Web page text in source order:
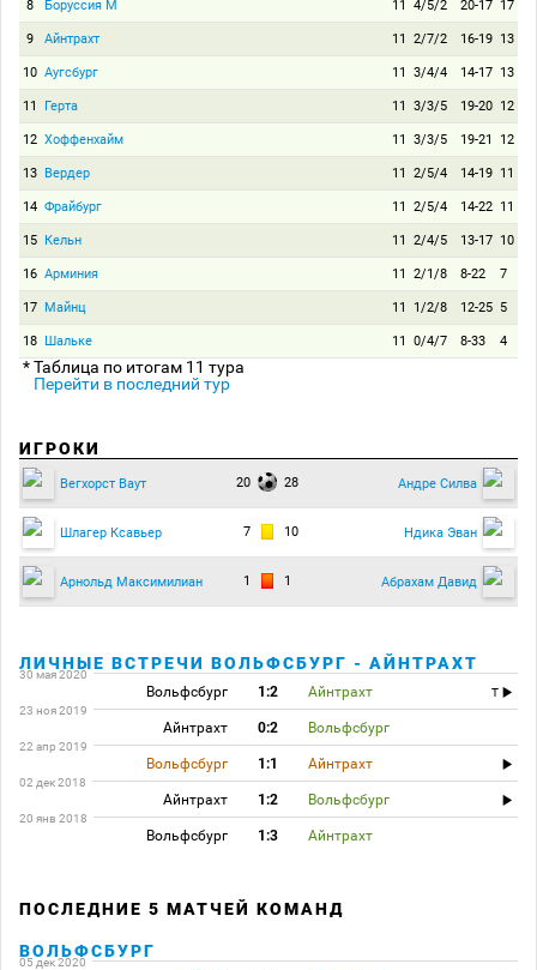
8 Боруссия М 11 4/5/2 20-17 17
9 Айнтрахт 11 2/7/2 16-19 13
10 Аугсбург 11 3/4/4 14-17 13
11 Герта 11 3/3/5 19-20 12
12 Хоффенхайм 11 3/3/5 19-21 12
13 Вердер 11 2/5/4 14-19 11
14 Фрайбург 11 2/5/4 14-22 11
15 Кельн 11 2/4/5 13-17 10
16 Арминия 11 2/1/8 8-22 7
17 Майнц 11 1/2/8 12-25 5
18 Шальке 11 0/4/7 8-33 4
* Таблица по итогам 11 тура
Перейти в последний тур
ИГРОКИ
Вегхорст Ваут 20 28 Андре Силва
Шлагер Ксавьер 7 10 Ндика Эван
Арнольд Максимилиан 1 1 Абрахам Давид
ЛИЧНЫЕ ВСТРЕЧИ ВОЛЬФСБУРГ - АЙНТРАХТ
30 мая 2020
Вольфсбург 1:2 Айнтрахт
T
23 ноя 2019
Айнтрахт 0:2 Вольфсбург
22 апр 2019
Вольфсбург 1:1 Айнтрахт
02 дек 2018
Айнтрахт 1:2 Вольфсбург
20 янв 2018
Вольфсбург 1:3 Айнтрахт
ПОСЛЕДНИЕ 5 МАТЧЕЙ КОМАНД
ВОЛЬФСБУРГ
05 дек 2020